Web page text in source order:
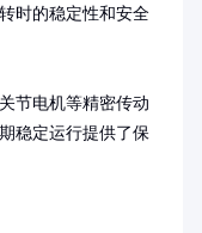
时的稳定性和安全
节电机等精密传动
稳定运行提供了保